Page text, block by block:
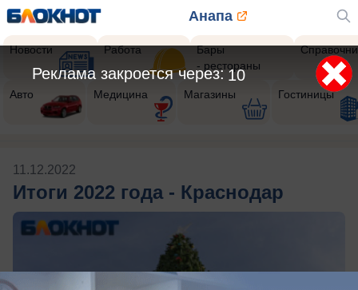
Анапа
Новости Работа
Бары
- рестораны
Авто Медицина Магазины Гостиницы
11.12.2022
Итоги 2022 года - Краснодар
10
Реклама закроется через: